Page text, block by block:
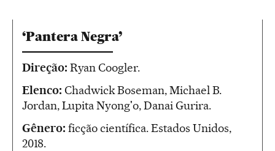
‘Pantera Negra’
Direção: Ryan Coogler.
Elenco: Chadwick Boseman, Michael B.
Jordan, Lupita Nyong'o, Danai Gurira.
Gênero: ficção científica. Estados Unidos,
2018.